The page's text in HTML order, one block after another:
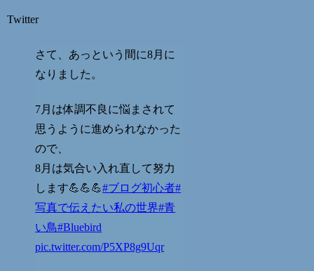
Twitter
さて、あっという間に8月に
なりました。
7月は体調不良に悩まされて
思うように進められなかった
ので、
8月は気合い入れ直して努力
します💪💪💪#ブログ初心者#
写真で伝えたい私の世界#青
い鳥#Bluebird
pic.twitter.com/P5XP8g9Uqr